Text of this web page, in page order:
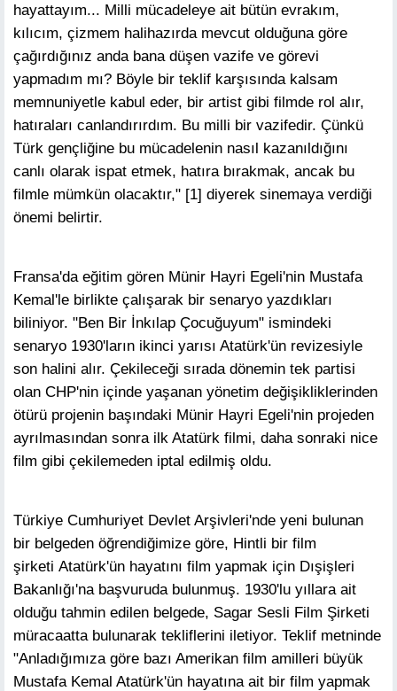
hayattayım... Milli mücadeleye ait bütün evrakım,
kılıcım, çizmem halihazırda mevcut olduğuna göre
çağırdığınız anda bana düşen vazife ve görevi
yapmadım mı? Böyle bir teklif karşısında kalsam
memnuniyetle kabul eder, bir artist gibi filmde rol alır,
hatıraları canlandırırdım. Bu milli bir vazifedir. Çünkü
Türk gençliğine bu mücadelenin nasıl kazanıldığını
canlı olarak ispat etmek, hatıra bırakmak, ancak bu
filmle mümkün olacaktır," [1] diyerek sinemaya verdiği
önemi belirtir.
Fransa'da eğitim gören Münir Hayri Egeli'nin Mustafa
Kemal'le birlikte çalışarak bir senaryo yazdıkları
biliniyor. "Ben Bir İnkılap Çocuğuyum" ismindeki
senaryo 1930'ların ikinci yarısı Atatürk'ün revizesiyle
son halini alır. Çekileceği sırada dönemin tek partisi
olan CHP'nin içinde yaşanan yönetim değişikliklerinden
ötürü projenin başındaki Münir Hayri Egeli'nin projeden
ayrılmasından sonra ilk Atatürk filmi, daha sonraki nice
film gibi çekilemeden iptal edilmiş oldu.
Türkiye Cumhuriyet Devlet Arşivleri'nde yeni bulunan
bir belgeden öğrendiğimize göre, Hintli bir film
şirketi Atatürk'ün hayatını film yapmak için Dışişleri
Bakanlığı'na başvuruda bulunmuş. 1930'lu yıllara ait
olduğu tahmin edilen belgede, Sagar Sesli Film Şirketi
müracaatta bulunarak tekliflerini iletiyor. Teklif metninde
"Anladığımıza göre bazı Amerikan film amilleri büyük
Mustafa Kemal Atatürk'ün hayatına ait bir film yapmak